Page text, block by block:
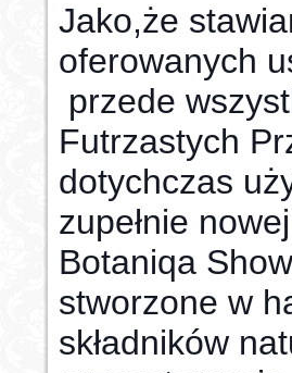
Jako,że
oferowanych
przede
Futrzastych
dotychczas
zupełnie
Botaniqa
stworzone w
składników